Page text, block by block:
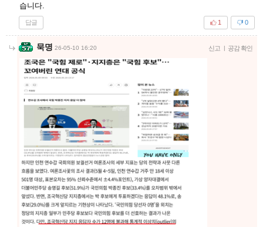
습니다.
답글 0
1
묵명 26-05-10 16:20 신고 | 공감 확인